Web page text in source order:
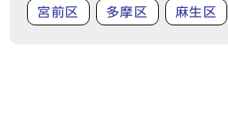
宮前区 多摩区 麻生区